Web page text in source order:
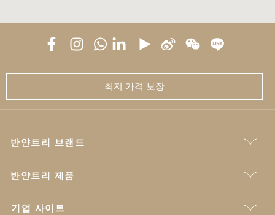
최저 가격 보장
반얀트리 브랜드
반얀트리 제품
기업 사이트